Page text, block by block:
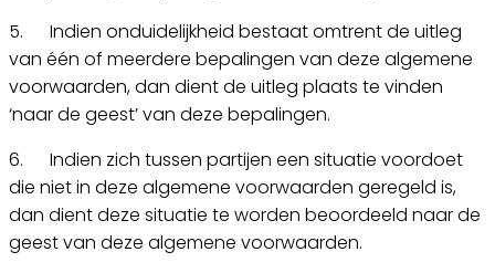
5. Indien onduidelijkheid bestaat omtrent de uitleg
van één of meerdere bepalingen van deze algemene
voorwaarden, dan dient de uitleg plaats te vinden
‘naar de geest’ van deze bepalingen.
6. Indien zich tussen partijen een situatie voordoet
die niet in deze algemene voorwaarden geregeld is,
dan dient deze situatie te worden beoordeeld naar de
geest van deze algemene voorwaarden.